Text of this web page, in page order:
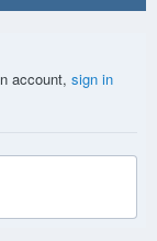
account, sign in